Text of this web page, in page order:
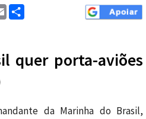
Email
quer porta-aviões
da Marinha do Brasil,